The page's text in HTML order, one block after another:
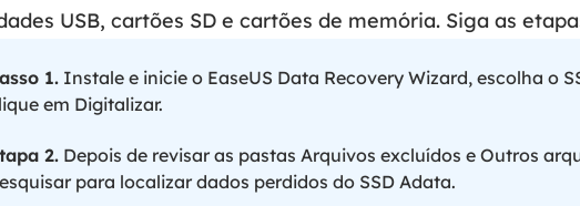
USB, cartões SD e cartões de memória. Siga as
1. Instale e inicie o EaseUS Data Recovery Wizard, escolha o
em Digitalizar.
2. Depois de revisar as pastas Arquivos excluídos e Outros
para localizar dados perdidos do SSD Adata.